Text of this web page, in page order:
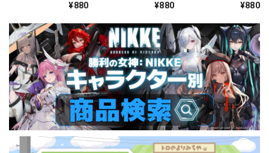
¥880
バー/パッションリ
¥880
チャー/ラーヴァ/テ
¥880